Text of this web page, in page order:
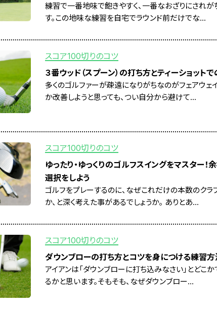
練習で一番地味で飽きやすく、一番なおざりにされが
す。この地味な練習を自宅でラウンド前だけでな...
スコア100切りのコツ
３番ウッド（スプーン）の打ち方とティーショット
多くのゴルファーが疎遠になりがちなのがフェアウェ
か改善しようと思っても、つい自分から避けて...
スコア100切りのコツ
ゆったり・ゆっくりのゴルフスイングをマスター！
選択をしよう
ゴルフをプレーするのに、なぜこれだけの本数のクラ
か、と深く考えた事があるでしょうか。 ありとあ...
スコア100切りのコツ
ダウンブローの打ち方とコツを身につける練習
アイアンは「ダウンブローに打ち込みなさい」とどこ
るかと思います。そもそも、なぜダウンブロー...